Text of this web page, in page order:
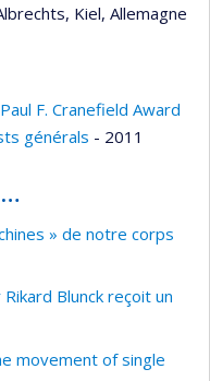
Kiel, Allemagne
F. Cranefield Award
générals - 2011
» de notre corps
Blunck reçoit un
movement of single